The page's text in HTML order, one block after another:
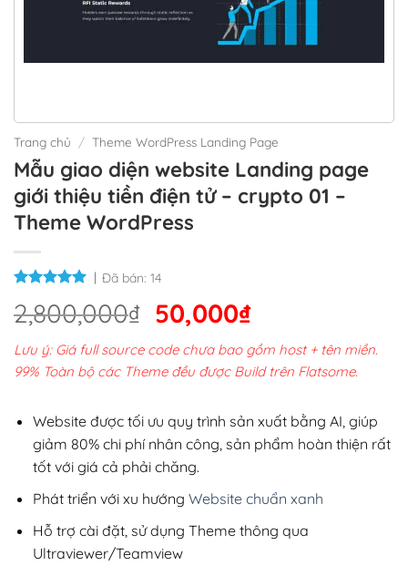
Trang chủ / Theme WordPress Landing Page
Mẫu giao diện website Landing page
giới thiệu tiền điện tử – crypto 01 –
Theme WordPress
Đã bán: 14
2,800,000₫ Giá
gốc
là:
2,800,000₫.
50,000₫Giá
hiện
tại
50,000₫.
Lưu ý: Giá full source code chưa bao gồm host + tên miền.
99% Toàn bộ các Theme đều được Build trên Flatsome.
Website được tối ưu quy trình sản xuất bằng AI, giúp
giảm 80% chi phí nhân công, sản phẩm hoàn thiện rất
tốt với giá cả phải chăng.
Phát triển với xu hướng Website chuẩn xanh
Hỗ trợ cài đặt, sử dụng Theme thông qua
Ultraviewer/Teamview